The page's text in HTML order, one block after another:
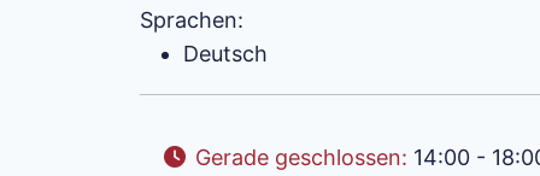
Sprachen:
Deutsch
Gerade geschlossen: 14:00 -